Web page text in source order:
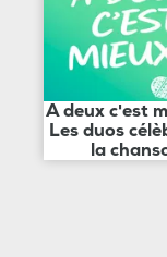
A deux c'est
Les duos
la